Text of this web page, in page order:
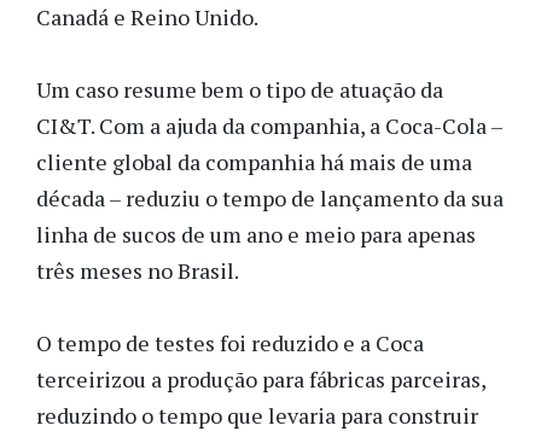
Canadá e Reino Unido.
Um caso resume bem o tipo de atuação da
CI&T. Com a ajuda da companhia, a Coca-Cola –
cliente global da companhia há mais de uma
década – reduziu o tempo de lançamento da sua
linha de sucos de um ano e meio para apenas
três meses no Brasil.
O tempo de testes foi reduzido e a Coca
terceirizou a produção para fábricas parceiras,
reduzindo o tempo que levaria para construir